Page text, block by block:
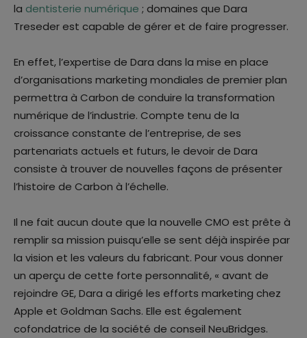
la dentisterie numérique ; domaines que Dara
Treseder est capable de gérer et de faire progresser.
En effet, l’expertise de Dara dans la mise en place
d’organisations marketing mondiales de premier plan
permettra à Carbon de conduire la transformation
numérique de l’industrie. Compte tenu de la
croissance constante de l’entreprise, de ses
partenariats actuels et futurs, le devoir de Dara
consiste à trouver de nouvelles façons de présenter
l’histoire de Carbon à l’échelle.
Il ne fait aucun doute que la nouvelle CMO est prête à
remplir sa mission puisqu’elle se sent déjà inspirée par
la vision et les valeurs du fabricant. Pour vous donner
un aperçu de cette forte personnalité, « avant de
rejoindre GE, Dara a dirigé les efforts marketing chez
Apple et Goldman Sachs. Elle est également
cofondatrice de la société de conseil NeuBridges.